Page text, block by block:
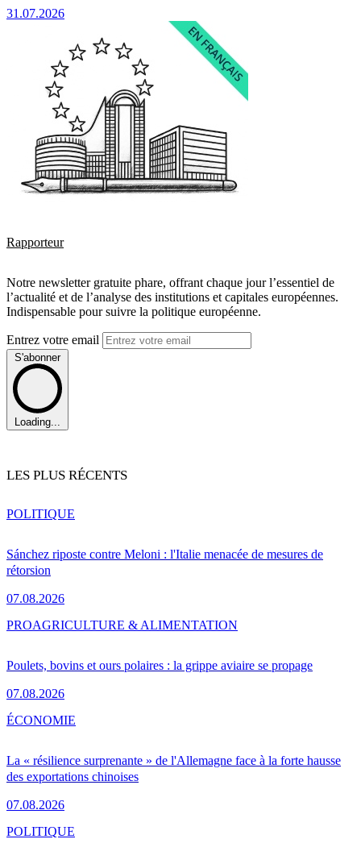
31.07.2026
Rapporteur
Notre newsletter gratuite phare, offrant chaque jour l’essentiel de
l’actualité et de l’analyse des institutions et capitales européennes.
Indispensable pour suivre la politique européenne.
Entrez votre email
S'abonner
Loading...
LES PLUS RÉCENTS
Sánchez riposte contre Meloni : l'Italie menacée de mesures de
rétorsion
07.08.2026
POLITIQUE
Poulets, bovins et ours polaires : la grippe aviaire se propage
07.08.2026
PROAGRICULTURE & ALIMENTATION
La « résilience surprenante » de l'Allemagne face à la forte hausse
des exportations chinoises
07.08.2026
ÉCONOMIE
POLITIQUE